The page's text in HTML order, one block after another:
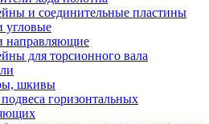
и соединительные пластины
угловые
направляющие
для торсионного вала
шкивы
горизонтальных